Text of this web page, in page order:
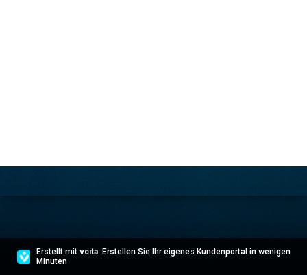
Erstellt mit vcita. Erstellen Sie Ihr eigenes Kundenportal in wenigen
Minuten